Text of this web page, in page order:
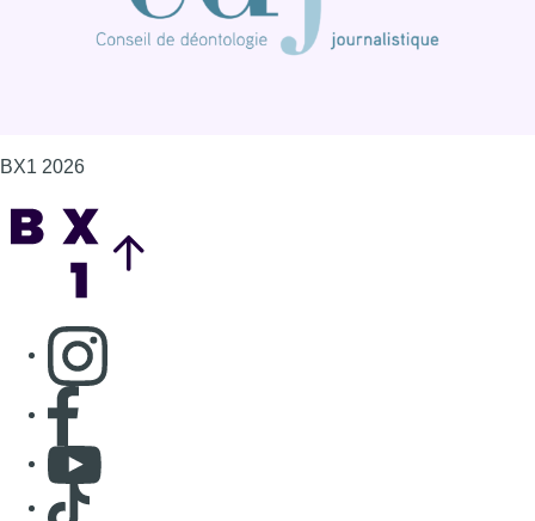
BX1 2026
Consulter page Instagram
Consulter page Facebook
Consulter Youtube
Consulter TikTok